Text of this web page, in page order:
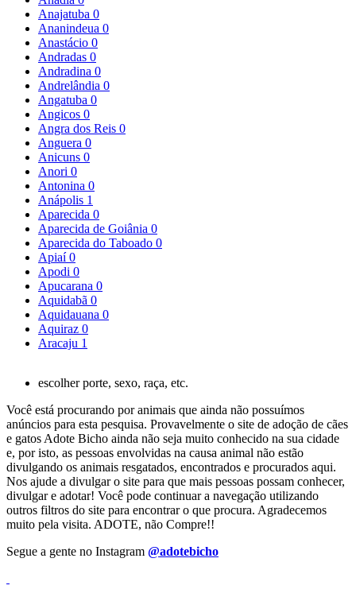
Anajatuba 0
Ananindeua 0
Anastácio 0
Andradas 0
Andradina 0
Andrelândia 0
Angatuba 0
Angicos 0
Angra dos Reis 0
Anguera 0
Anicuns 0
Anori 0
Antonina 0
Anápolis 1
Aparecida 0
Aparecida de Goiânia 0
Aparecida do Taboado 0
Apiaí0
Apodi 0
Apucarana 0
Aquidabã 0
Aquidauana 0
Aquiraz 0
Aracaju 1
escolher porte, sexo, raça, etc.
Você está procurando por animais que ainda não possuímos
anúncios para esta pesquisa. Provavelmente o site de adoção de cães
e gatos Adote Bicho ainda não seja muito conhecido na sua cidade
e, por isto, as pessoas envolvidas na causa animal não estão
divulgando os animais resgatados, encontrados e procurados aqui.
Nos ajude a divulgar o site para que mais pessoas possam conhecer,
divulgar e adotar! Você pode continuar a navegação utilizando
outros filtros do site para encontrar o que procura. Agradecemos
muito pela visita. ADOTE, não Compre!!
Segue a gente no Instagram @adotebicho